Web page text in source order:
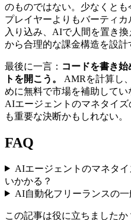
のものではない。少なくと
プレイヤーよりもバーティ
入り込み、AIで人間を置き
から合理的な課金構造を設計
最後に一言： コードを書き
トを開こう。
AMRを計算し
めに無料で市場を補助して
AIエージェントのマネタイ
も重要な決断かもしれない。
FAQ
AIエージェントのマネタ
いかかる？
AI自動化フリーランスの
この記事は役に立ちましたか